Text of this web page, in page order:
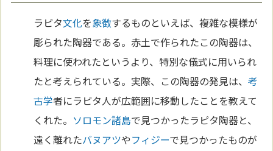
ラピタ文化を象徴するものといえば、複雑な模様が
彫られた陶器である。赤土で作られたこの陶器は、
料理に使われたというより、特別な儀式に用いられ
たと考えられている。実際、この陶器の発見は、考
古学者にラピタ人が広範囲に移動したことを教えて
くれた。 ソロモン諸島で見つかったラピタ陶器と、
遠く離れたバヌアツやフィジーで見つかったものが